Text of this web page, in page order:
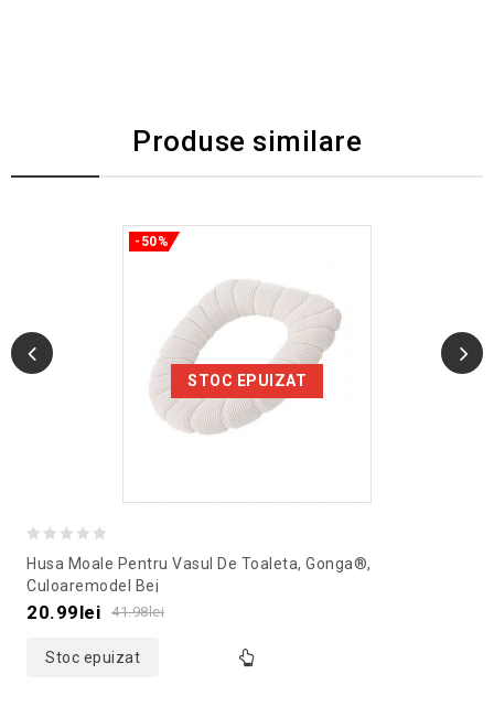
Produse similare
STOC EPUIZAT
-50%
out
of
Husa Moale Pentru Vasul De Toaleta, Gonga®,
Culoaremodel Bej
41.98lei
20.99lei
Stoc epuizat